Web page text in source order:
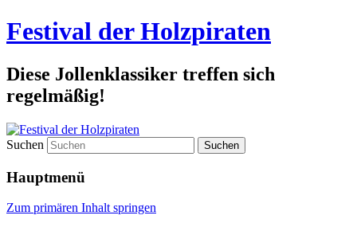
Festival der Holzpiraten
Diese Jollenklassiker treffen sich
regelmäßig!
Suchen
Hauptmenü
Zum primären Inhalt springen